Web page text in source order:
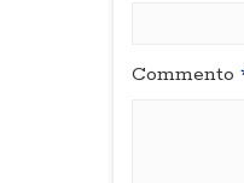
Commento